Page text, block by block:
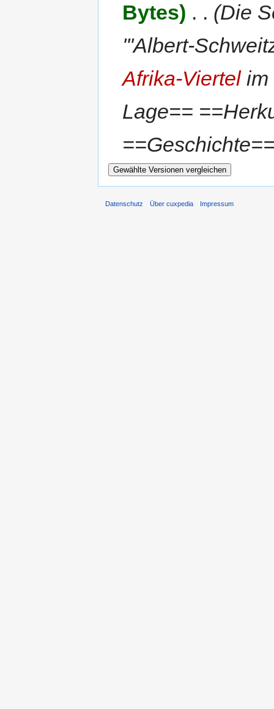
Bytes) . . (Die
'''Albert-
Afrika-Viertelim
Lage==
Datenschutz Über cuxpedia Impressum